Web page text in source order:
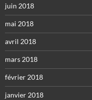
juin 2018
mai 2018
avril 2018
mars 2018
février 2018
janvier 2018